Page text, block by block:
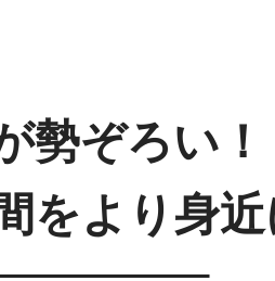
勢ぞろい！
をより身近